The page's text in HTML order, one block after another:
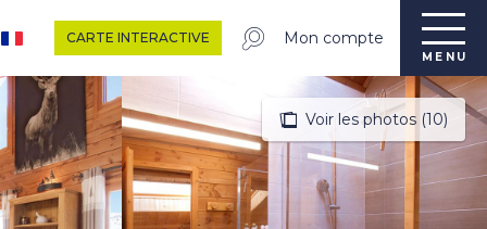
Mon compte
CARTE INTERACTIVE
MENU
Voir les photos (10)